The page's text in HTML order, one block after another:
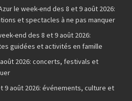
le week-end des 8 et 9 août 2026:
et spectacles à ne pas manquer
end des 8 et 9 août 2026:
guidées et activités en famille
2026: concerts, festivals et
9 août 2026: événements, culture et